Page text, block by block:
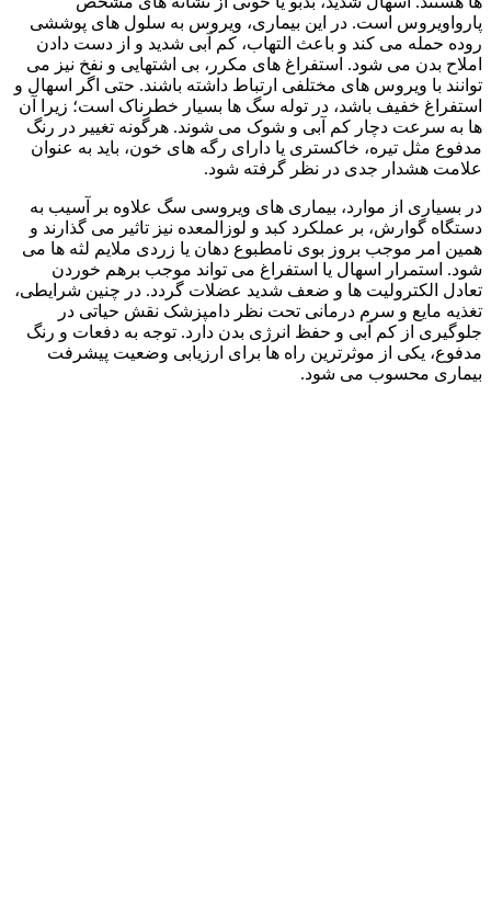
پارواویروس است. در این بیماری، ویروس به سلول‌ های پوششی
روده حمله می‌ کند و باعث التهاب، کم‌ آبی شدید و از دست دادن
املاح بدن می‌ شود. استفراغ‌ های مکرر، بی‌ اشتهایی و نفخ نیز می‌
توانند با ویروس‌ های مختلفی ارتباط داشته باشند. حتی اگر اسهال و
استفراغ خفیف باشد، در توله‌ سگ‌ ها بسیار خطرناک است؛ زیرا آن‌
ها به سرعت دچار کم‌ آبی و شوک می‌ شوند. هرگونه تغییر در رنگ
مدفوع مثل تیره، خاکستری یا دارای رگه‌ های خون، باید به عنوان
علامت هشدار جدی در نظر گرفته شود.
در بسیاری از موارد، بیماری‌ های ویروسی سگ علاوه بر آسیب به
دستگاه گوارش، بر عملکرد کبد و لوزالمعده نیز تاثیر می‌ گذارند و
همین امر موجب بروز بوی نامطبوع دهان یا زردی ملایم لثه‌ ها می‌
شود. استمرار اسهال یا استفراغ می‌ تواند موجب برهم‌ خوردن
تعادل الکترولیت‌ ها و ضعف شدید عضلات گردد. در چنین شرایطی،
تغذیه مایع و سرم‌ درمانی تحت نظر دامپزشک نقش حیاتی در
جلوگیری از کم‌ آبی و حفظ انرژی بدن دارد. توجه به دفعات و رنگ
مدفوع، یکی از موثرترین راه‌ ها برای ارزیابی وضعیت پیشرفت
بیماری محسوب می‌ شود.